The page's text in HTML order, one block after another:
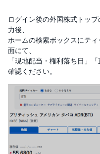
ログイン後の外国株式トッ
力後、
ホームの検索ボックスにテ
面にて、
「現地配当・権利落ち日」
確認ください。